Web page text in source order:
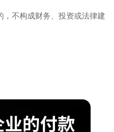
不构成财务、投资或法律建